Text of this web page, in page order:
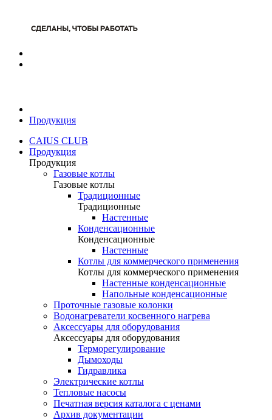
Продукция
CAIUS CLUB
Продукция
Продукция
Газовые котлы
Газовые котлы
Традиционные
Традиционные
Настенные
Конденсационные
Конденсационные
Настенные
Котлы для коммерческого применения
Котлы для коммерческого применения
Настенные конденсационные
Напольные конденсационные
Проточные газовые колонки
Водонагреватели косвенного нагрева
Аксессуары для оборудования
Аксессуары для оборудования
Терморегулирование
Дымоходы
Гидравлика
Электрические котлы
Тепловые насосы
Печатная версия каталога с ценами
Архив документации